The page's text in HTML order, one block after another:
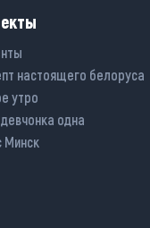
настоящего белоруса
утро
одна
Минск